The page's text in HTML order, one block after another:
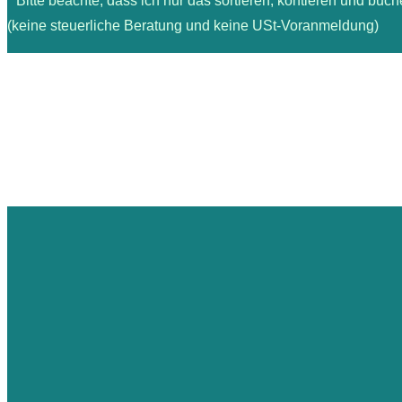
(keine steuerliche Beratung und keine USt-Voranmeldung)